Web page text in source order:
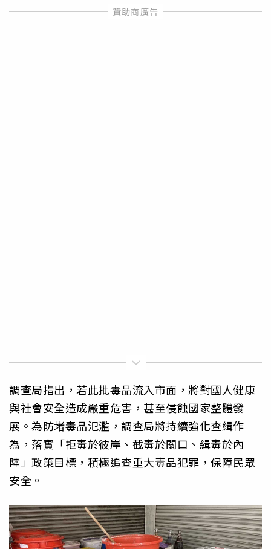
調查局指出，若此批毒品流入市面，將對國人健康
與社會安全造成嚴重危害，甚至侵蝕國家整體發
展。為防堵毒品氾濫，調查局將持續強化查緝作
為，落實「拒毒於彼岸、截毒於關口、緝毒於內
陸」政策目標，積極追查重大毒品犯罪，保障民眾
安全。